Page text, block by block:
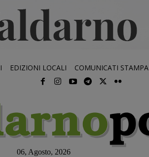
EDIZIONI LOCALI COMUNICATI STAMPA
06, Agosto, 2026